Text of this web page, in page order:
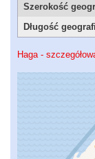
Szerokość
Długość
Haga -